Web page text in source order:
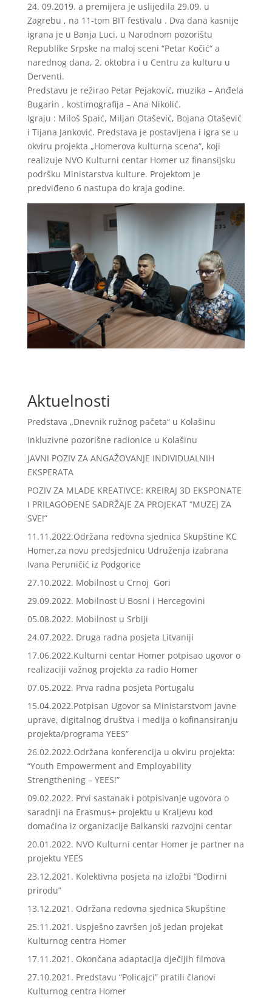
24. 09.2019. a premijera je uslijedila 29.09. u
Zagrebu , na 11-tom BIT festivalu . Dva dana kasnije
igrana je u Banja Luci, u Narodnom pozorištu
Republike Srpske na maloj sceni “Petar Kočić“ a
narednog dana, 2. oktobra i u Centru za kulturu u
Derventi.
Predstavu je režirao Petar Pejaković, muzika – Anđela
Bugarin , kostimografija – Ana Nikolić.
Igraju : Miloš Spaić, Miljan Otašević, Bojana Otašević
i Tijana Janković. Predstava je postavljena i igra se u
okviru projekta „Homerova kulturna scena“, koji
realizuje NVO Kulturni centar Homer uz finansijsku
podršku Ministarstva kulture. Projektom je
predviđeno 6 nastupa do kraja godine.
Aktuelnosti
Predstava „Dnevnik ružnog pačeta“ u Kolašinu
Inkluzivne pozorišne radionice u Kolašinu
JAVNI POZIV ZA ANGAŽOVANJE INDIVIDUALNIH
EKSPERATA
POZIV ZA MLADE KREATIVCE: KREIRAJ 3D EKSPONATE
I PRILAGOĐENE SADRŽAJE ZA PROJEKAT “MUZEJ ZA
SVE!”
11.11.2022.Održana redovna sjednica Skupštine KC
Homer,za novu predsjednicu Udruženja izabrana
Ivana Peruničić iz Podgorice
27.10.2022. Mobilnost u Crnoj Gori
29.09.2022. Mobilnost U Bosni i Hercegovini
05.08.2022. Mobilnost u Srbiji
24.07.2022. Druga radna posjeta Litvaniji
17.06.2022.Kulturni centar Homer potpisao ugovor o
realizaciji važnog projekta za radio Homer
07.05.2022. Prva radna posjeta Portugalu
15.04.2022.Potpisan Ugovor sa Ministarstvom javne
uprave, digitalnog društva i medija o kofinansiranju
projekta/programa YEES“
26.02.2022.Održana konferencija u okviru projekta:
“Youth Empowerment and Employability
Strengthening – YEES!”
09.02.2022. Prvi sastanak i potpisivanje ugovora o
saradnji na Erasmus+ projektu u Kraljevu kod
domaćina iz organizacije Balkanski razvojni centar
20.01.2022. NVO Kulturni centar Homer je partner na
projektu YEES
23.12.2021. Kolektivna posjeta na izložbi “Dodirni
prirodu”
13.12.2021. Održana redovna sjednica Skupštine
25.11.2021. Uspješno završen još jedan projekat
Kulturnog centra Homer
17.11.2021. Okončana adaptacija dječijih filmova
27.10.2021. Predstavu “Policajci” pratili članovi
Kulturnog centra Homer